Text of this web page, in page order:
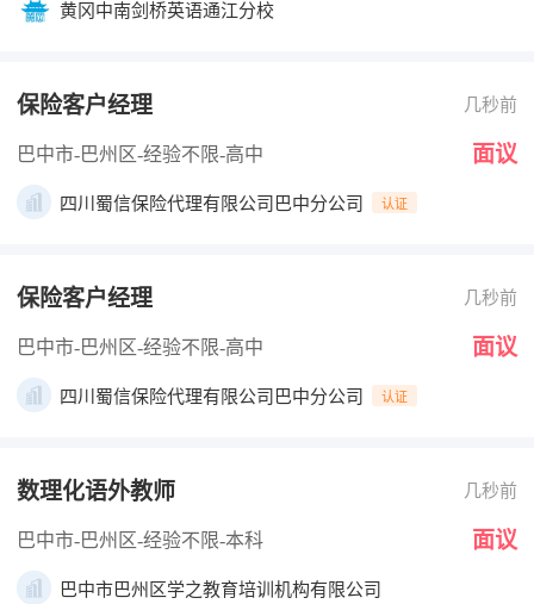
黄冈中南剑桥英语通江分校
保险客户经理 几秒前
巴中市-巴州区-经验不限-高中 面议
四川蜀信保险代理有限公司巴中分公司 认证
保险客户经理 几秒前
巴中市-巴州区-经验不限-高中 面议
四川蜀信保险代理有限公司巴中分公司 认证
数理化语外教师 几秒前
巴中市-巴州区-经验不限-本科 面议
巴中市巴州区学之教育培训机构有限公司